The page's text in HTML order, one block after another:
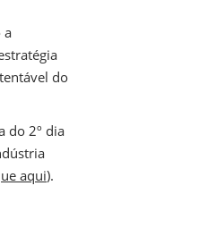
a
do
do 2º dia
aqui).